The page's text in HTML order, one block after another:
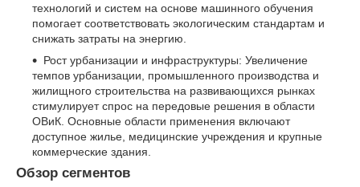
технологий и систем на основе машинного обучения
помогает соответствовать экологическим стандартам и
снижать затраты на энергию.
Рост урбанизации и инфраструктуры: Увеличение
темпов урбанизации, промышленного производства и
жилищного строительства на развивающихся рынках
стимулирует спрос на передовые решения в области
ОВиК. Основные области применения включают
доступное жилье, медицинские учреждения и крупные
коммерческие здания.
Обзор сегментов